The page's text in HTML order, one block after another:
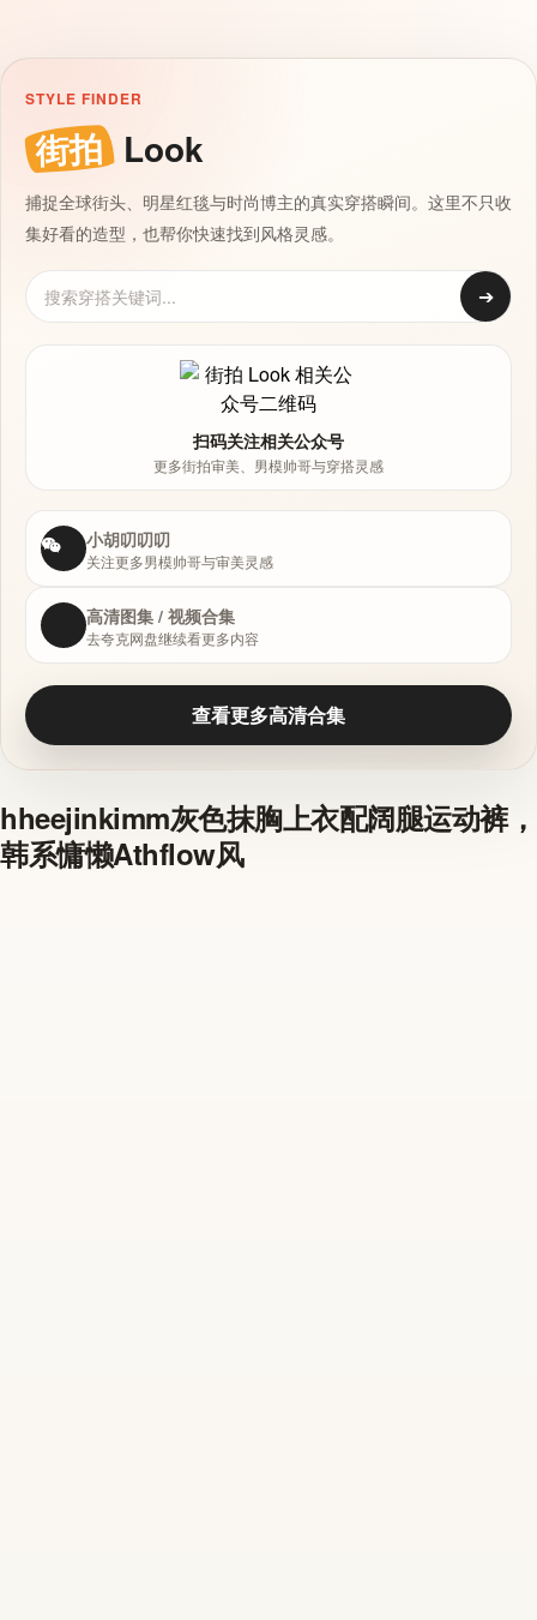
STYLE FINDER
街拍 Look
捕捉全球街头、明星红毯与时尚博主的真实穿搭瞬间。这里不只收
集好看的造型，也帮你快速找到风格灵感。
➔
扫码关注相关公众号
更多街拍审美、男模帅哥与穿搭灵感
小胡叨叨叨
关注更多男模帅哥与审美灵感
高清图集 / 视频合集
去夸克网盘继续看更多内容
查看更多高清合集
hheejinkimm灰色抹胸上衣配阔腿运动裤，
韩系慵懒Athflow风